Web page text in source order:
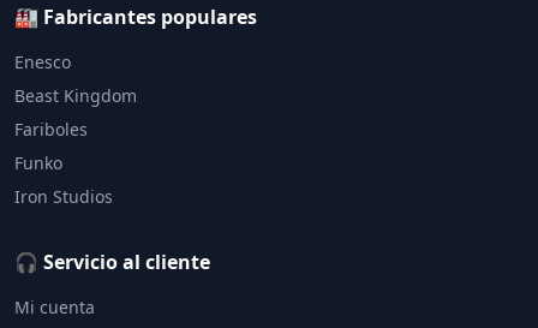
🏭 Fabricantes populares
Enesco
Beast Kingdom
Fariboles
Funko
Iron Studios
🎧 Servicio al cliente
Mi cuenta